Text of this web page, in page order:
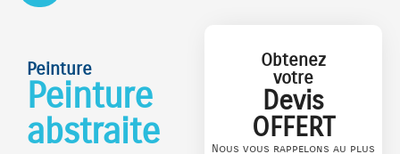
Peinture
Peinture
abstraite
Obtenez
votre
Devis
OFFERT
Nous vous rappelons au plus